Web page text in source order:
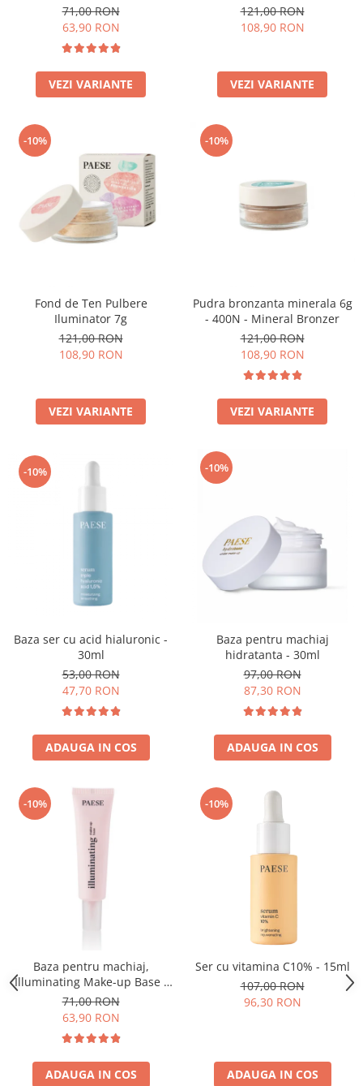
71,00 RON
63,90 RON
VEZI VARIANTE
121,00 RON
108,90 RON
VEZI VARIANTE
-10%
Fond de Ten Pulbere
Iluminator 7g
121,00 RON
108,90 RON
VEZI VARIANTE
-10%
Pudra bronzanta minerala 6g
- 400N - Mineral Bronzer
121,00 RON
108,90 RON
VEZI VARIANTE
-10%
Baza ser cu acid hialuronic -
30ml
53,00 RON
47,70 RON
ADAUGA IN COS
-10%
Baza pentru machiaj
hidratanta - 30ml
97,00 RON
87,30 RON
ADAUGA IN COS
-10%
Baza pentru machiaj,
Illuminating Make-up Base -
30ml
71,00 RON
63,90 RON
ADAUGA IN COS
-10%
Ser cu vitamina C10% - 15ml
107,00 RON
96,30 RON
ADAUGA IN COS